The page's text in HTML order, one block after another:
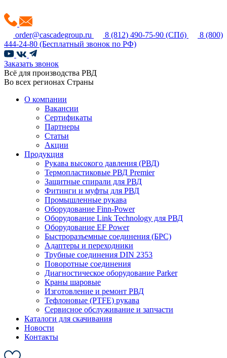
order@cascadegroup.ru 8 (812) 490-75-90 (СПб)
8 (800)
444-24-80 (Бесплатный звонок по РФ)
Заказать звонок
Всё для производства РВД
Во всех регионах Страны
О компании
Вакансии
Сертификаты
Партнеры
Статьи
Акции
Продукция
Рукава высокого давления (РВД)
Термопластиковые РВД Premier
Защитные спирали для РВД
Фитинги и муфты для РВД
Промышленные рукава
Оборудование Finn-Power
Оборудование Link Technology для РВД
Оборудование EF Power
Быстроразъемные соединения (БРС)
Адаптеры и переходники
Трубные соединения DIN 2353
Поворотные соединения
Диагностическое оборудование Parker
Краны шаровые
Изготовление и ремонт РВД
Тефлоновые (PTFE) рукава
Сервисное обслуживание и запчасти
Каталоги для скачивания
Новости
Контакты